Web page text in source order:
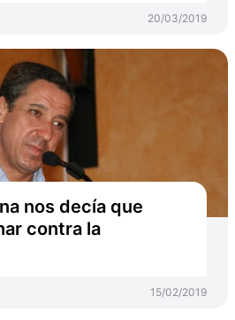
20/03/2019
nos decía que
contra la
15/02/2019